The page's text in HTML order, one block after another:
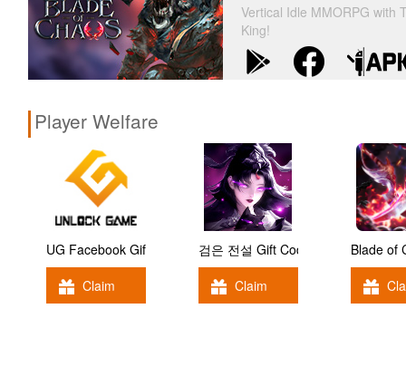
Vertical Idle MMORPG with
King!
Player Welfare
UG Facebook Gift Code
Claim
검은 전설 Gift Code
Claim
Blade of